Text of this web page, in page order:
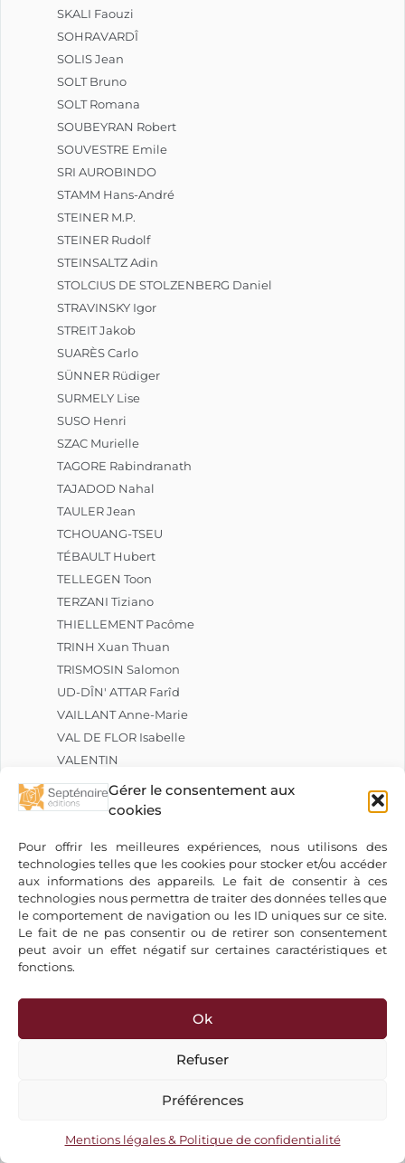
Gérer le consentement aux
cookies
Pour offrir les meilleures expériences, nous utilisons des
technologies telles que les cookies pour stocker et/ou accéder
aux informations des appareils. Le fait de consentir à ces
technologies nous permettra de traiter des données telles que
le comportement de navigation ou les ID uniques sur ce site.
Le fait de ne pas consentir ou de retirer son consentement
peut avoir un effet négatif sur certaines caractéristiques et
fonctions.
Ok
Refuser
Préférences
Mentions légales & Politique de confidentialité
SKALI Faouzi
SOHRAVARDÎ
SOLIS Jean
SOLT Bruno
SOLT Romana
SOUBEYRAN Robert
SOUVESTRE Emile
SRI AUROBINDO
STAMM Hans-André
STEINER M.P.
STEINER Rudolf
STEINSALTZ Adin
STOLCIUS DE STOLZENBERG Daniel
STRAVINSKY Igor
STREIT Jakob
SUARÈS Carlo
SÜNNER Rüdiger
SURMELY Lise
SUSO Henri
SZAC Murielle
TAGORE Rabindranath
TAJADOD Nahal
TAULER Jean
TCHOUANG-TSEU
TÉBAULT Hubert
TELLEGEN Toon
TERZANI Tiziano
THIELLEMENT Pacôme
TRINH Xuan Thuan
TRISMOSIN Salomon
UD-DÎN' ATTAR Farîd
VAILLANT Anne-Marie
VAL DE FLOR Isabelle
VALENTIN
VALENTIN Basile
VAN DER LEEUW Jacobus J.
VAN RIJCKENBORGH Jan
VAN VLIET Roland
VANLOO Robert
VAX Ray
VINCENT Gabrielle
VIRET Jacques
VON ECKARTSHAUSEN Karl
WEAVER Jo